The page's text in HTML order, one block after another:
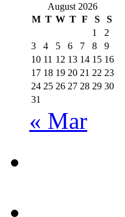
August 2026
M T W T F S
S
1
2
3
4 5 6 7 8
9
10 11 12 13 14 15 16
17 18 19 20 21 22 23
24 25 26 27 28 29 30
31
« Mar